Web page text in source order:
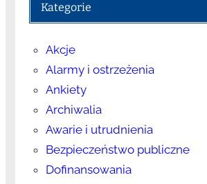
Kategorie
Akcje
Alarmy i ostrzeżenia
Ankiety
Archiwalia
Awarie i utrudnienia
Bezpieczeństwo publiczne
Dofinansowania